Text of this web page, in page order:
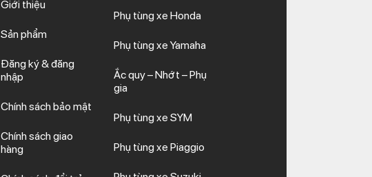
Giới thiệu
Sản phẩm
Đăng ký & đăng
nhập
Chính sách bảo mật
Chính sách giao
hàng
Phụ tùng xe Honda
Phụ tùng xe Yamaha
Ắc quy – Nhớt – Phụ
gia
Phụ tùng xe SYM
Phụ tùng xe Piaggio